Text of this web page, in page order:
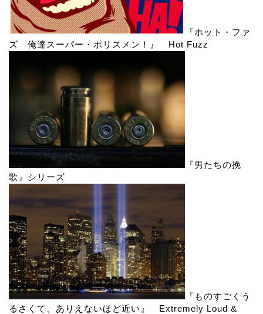
『ホット・ファ
ズ 俺達スーパー・ポリスメン！』 Hot Fuzz
『男たちの挽
歌』シリーズ
『ものすごくう
るさくて、ありえないほど近い』 Extremely Loud &